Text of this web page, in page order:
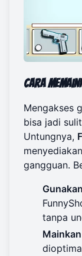
Cara
Mengakses
bisa jadi
Untungnya,
gangguan.
tanpa